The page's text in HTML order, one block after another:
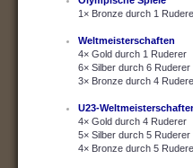
1× Bronze durch 1
Weltmeisterschaften
4× Gold durch 1 Ruderer
6× Silber durch 6 Ruderer
3× Bronze durch 4
U23-
4× Gold durch 4 Ruderer
5× Silber durch 5 Ruderer
4× Bronze durch 5